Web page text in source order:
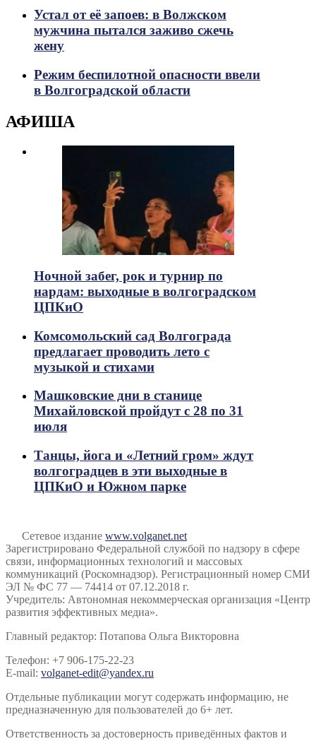
Устал от её запоев: в Волжском
мужчина пытался заживо сжечь
жену
Режим беспилотной опасности ввели
в Волгоградской области
АФИША
Ночной забег, рок и турнир по
нардам: выходные в волгоградском
ЦПКиО
Комсомольский сад Волгограда
предлагает проводить лето с
музыкой и стихами
Машковские дни в станице
Михайловской пройдут с 28 по 31
июля
Танцы, йога и «Летний гром» ждут
волгоградцев в эти выходные в
ЦПКиО и Южном парке
Сетевое издание www.volganet.net
Зарегистрировано Федеральной службой по надзору в сфере
связи, информационных технологий и массовых
коммуникаций (Роскомнадзор). Регистрационный номер СМИ
ЭЛ № ФС 77 — 74414 от 07.12.2018 г.
Учредитель: Автономная некоммерческая организация «Центр
развития эффективных медиа».
Главный редактор: Потапова Ольга Викторовна
Телефон: +7 906-175-22-23
E-mail: volganet-edit@yandex.ru
Отдельные публикации могут содержать информацию, не
предназначенную для пользователей до 6+ лет.
Ответственность за достоверность приведённых фактов и